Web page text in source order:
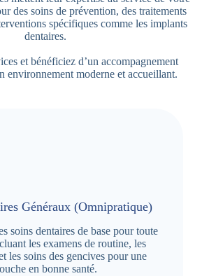
des soins de prévention, des traitements
spécifiques comme les implants
dentaires.
et bénéficiez d’un accompagnement
environnement moderne et accueillant.
Généraux (Omnipratique)
soins dentaires de base pour toute
les examens de routine, les
les soins des gencives pour une
en bonne santé.